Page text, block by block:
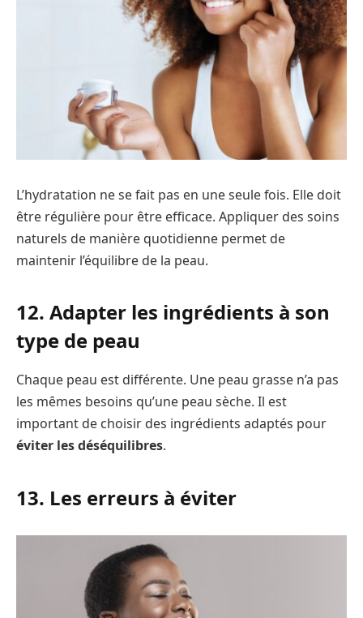
L’hydratation ne se fait pas en une seule fois. Elle doit
être régulière pour être efficace. Appliquer des soins
naturels de manière quotidienne permet de
maintenir l’équilibre de la peau.
12. Adapter les ingrédients à son
type de peau
Chaque peau est différente. Une peau grasse n’a pas
les mêmes besoins qu’une peau sèche. Il est
important de choisir des ingrédients adaptés pour
éviter les déséquilibres.
13. Les erreurs à éviter